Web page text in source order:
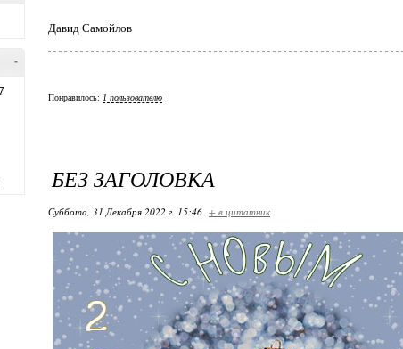
-
Давид Самойлов
Понравилось: 1 пользователю
БЕЗ ЗАГОЛОВКА
Суббота, 31 Декабря 2022 г. 15:46 + в цитатник